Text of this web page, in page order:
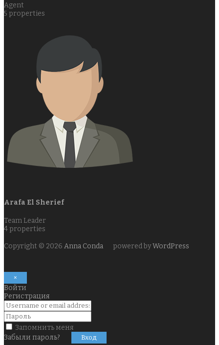
Agent
5 properties
Arafa El Sherief
Team Leader
4 properties
Copyright © 2026 Anna Conda powered byWordPress
×
Войти
Регистрация
Запомнить меня
Забыли пароль?
Вход